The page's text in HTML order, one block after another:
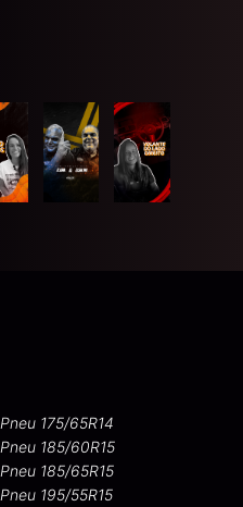
Pneu 175/65R14
Pneu 185/60R15
Pneu 185/65R15
Pneu 195/55R15